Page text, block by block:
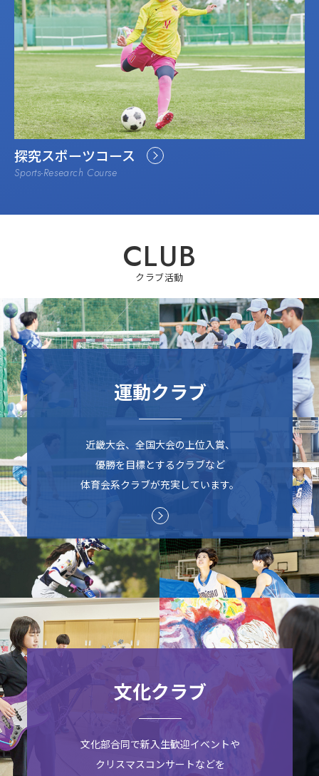
探究スポーツコース
クラブ活動
運動クラブ
近畿大会、全国大会の上位入賞、
優勝を目標とするクラブなど
体育会系クラブが充実しています。
文化クラブ
文化部合同で新入生歓迎イベントや
クリスマスコンサートなどを